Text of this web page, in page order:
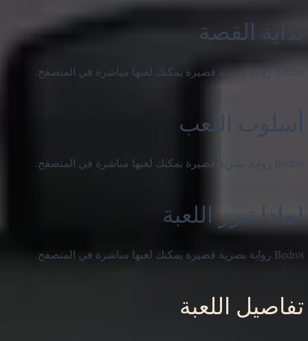
بداية القصة
أسلوب اللعب
Bedrot رواية بصرية قصيرة يمكنك لعبها مباشرة في المتصفح.
لماذا تبرز اللعبة
Bedrot رواية بصرية قصيرة يمكنك لعبها مباشرة في المتصفح.
تفاصيل اللعبة